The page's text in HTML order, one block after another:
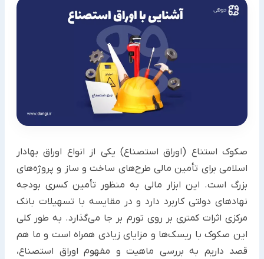
صکوک استناع (اوراق استصناع) یکی از انواع اوراق بهادار
اسلامی برای تأمین مالی طرح‌های ساخت و ساز و پروژه‌های
بزرگ ‏است. این ابزار مالی به منظور تأمین کسری بودجه
نهادهای دولتی کاربرد دارد و در مقایسه با تسهیلات بانک
مرکزی اثرات ‏کمتری بر روی تورم بر جا می‌گذارد. به طور کلی
این صکوک با ریسک‌ها و مزایای زیادی همراه است و ما هم
قصد داریم به ‏بررسی ماهیت و مفهوم اوراق استصناع،